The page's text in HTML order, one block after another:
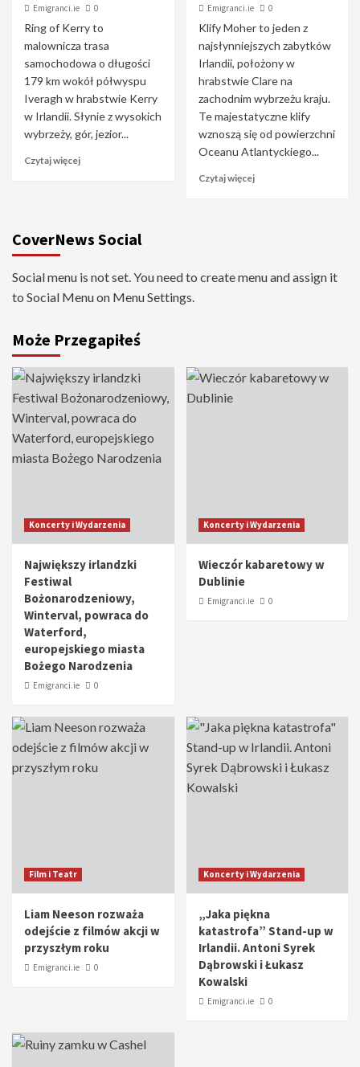
Emigranci.ie 0
Ring of Kerry to
malownicza trasa
samochodowa o długości
179 km wokół półwyspu
Iveragh w hrabstwie Kerry
w Irlandii. Słynie z wysokich
wybrzeży, gór, jezior...
Czytaj więcej
Emigranci.ie 0
Klify Moher to jeden z
najsłynniejszych zabytków
Irlandii, położony w
hrabstwie Clare na
zachodnim wybrzeżu kraju.
Te majestatyczne klify
wznoszą się od powierzchni
Oceanu Atlantyckiego...
Czytaj więcej
CoverNews Social
Social menu is not set. You need to create menu and assign it
to Social Menu on Menu Settings.
Może Przegapiłeś
Koncerty i Wydarzenia
Największy irlandzki
Festiwal
Bożonarodzeniowy,
Winterval, powraca do
Waterford,
europejskiego miasta
Bożego Narodzenia
Emigranci.ie 0
Koncerty i Wydarzenia
Wieczór kabaretowy w
Dublinie
Emigranci.ie 0
Film i Teatr
Liam Neeson rozważa
odejście z filmów akcji w
przyszłym roku
Emigranci.ie 0
Koncerty i Wydarzenia
„Jaka piękna
katastrofa” Stand-up w
Irlandii. Antoni Syrek
Dąbrowski i Łukasz
Kowalski
Emigranci.ie 0